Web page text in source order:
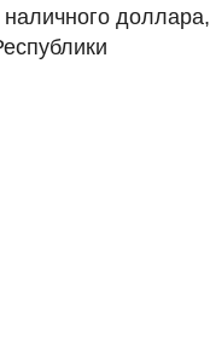
доллара,